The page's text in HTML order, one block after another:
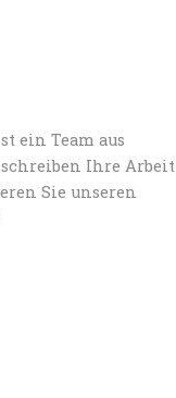
ein Team aus
Ihre Arbeit
Sie unseren